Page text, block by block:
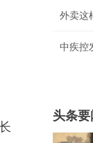
外卖这
中疾控
头条要